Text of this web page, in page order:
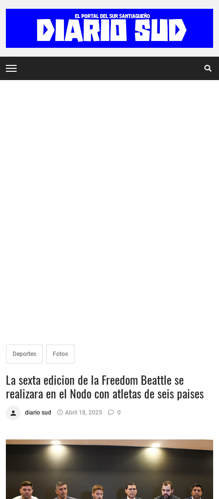
Deportes Fotos
La sexta edicion de la Freedom Beattle se
realizara en el Nodo con atletas de seis paises
diario sud Abril 18, 2025 0